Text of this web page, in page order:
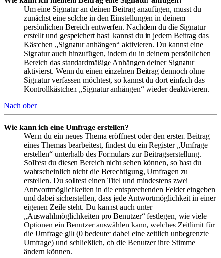
Um eine Signatur an deinen Beitrag anzufügen, musst du
zunächst eine solche in den Einstellungen in deinem
persönlichen Bereich entwerfen. Nachdem du die Signatur
erstellt und gespeichert hast, kannst du in jedem Beitrag das
Kästchen „Signatur anhängen“ aktivieren. Du kannst eine
Signatur auch hinzufügen, indem du in deinem persönlichen
Bereich das standardmäßige Anhängen deiner Signatur
aktivierst. Wenn du einen einzelnen Beitrag dennoch ohne
Signatur verfassen möchtest, so kannst du dort einfach das
Kontrollkästchen „Signatur anhängen“ wieder deaktivieren.
Nach oben
Wie kann ich eine Umfrage erstellen?
Wenn du ein neues Thema eröffnest oder den ersten Beitrag
eines Themas bearbeitest, findest du ein Register „Umfrage
erstellen“ unterhalb des Formulars zur Beitragserstellung.
Solltest du diesen Bereich nicht sehen können, so hast du
wahrscheinlich nicht die Berechtigung, Umfragen zu
erstellen. Du solltest einen Titel und mindestens zwei
Antwortmöglichkeiten in die entsprechenden Felder eingeben
und dabei sicherstellen, dass jede Antwortmöglichkeit in einer
eigenen Zeile steht. Du kannst auch unter
„Auswahlmöglichkeiten pro Benutzer“ festlegen, wie viele
Optionen ein Benutzer auswählen kann, welches Zeitlimit für
die Umfrage gilt (0 bedeutet dabei eine zeitlich unbegrenzte
Umfrage) und schließlich, ob die Benutzer ihre Stimme
ändern können.